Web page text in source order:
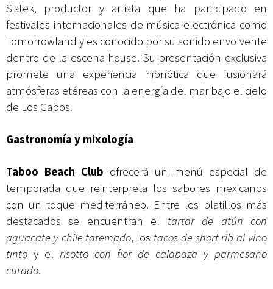
Sistek, productor y artista que ha participado en
festivales internacionales de música electrónica como
Tomorrowland y es conocido por su sonido envolvente
dentro de la escena house. Su presentación exclusiva
promete una experiencia hipnótica que fusionará
atmósferas etéreas con la energía del mar bajo el cielo
de Los Cabos.
Gastronomía y mixología
Taboo Beach Club ofrecerá un menú especial de
temporada que reinterpreta los sabores mexicanos
con un toque mediterráneo. Entre los platillos más
destacados se encuentran el tartar de atún con
aguacate y chile tatemado, los tacos de short rib al vino
tinto y el risotto con flor de calabaza y parmesano
curado.